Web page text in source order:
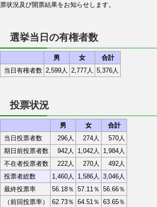
票状況及び開票結果をお知らせします。
選挙当日の有権者数
男 女
合計
当日有権者数 2,599人 2,777人 5,376人
投票状況
男 女
合計
当日投票者数
296人 274人
570人
期日前投票者数
942人 1,042人
1,984人
不在者投票者数
222人 270人
492人
投票者総数
1,460人 1,586人 3,046人
最終投票率
56.18％ 57.11％ 56.66％
（前回投票率）
62.73％ 64.51％ 63.65％